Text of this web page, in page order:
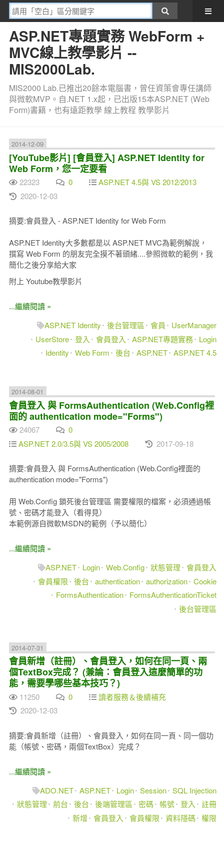
ASP.NET專題實務 WebForm +
MVC線上教學影片 --
MIS2000Lab.
MIS2000 Lab.已推出20餘本電腦書，曾任資策會專任講師
與微軟MVP。自.NET 1.x起，已出版15本ASP.NET (Web
Form)書籍，也有遠距教學 線上教程 教學影片
2014-12-09
[YouTube影片] [會員登入] ASP.NET Identity for
Web Form，您一定要看
22323 0
ASP.NET 4.5與 VS 2012/2013
2020-12-03
摘要:會員登入 - ASP.NET Identity for Web Form
ASP.NET Identity大多數都是以 ASP.NET MVC為範例解說，
撰寫 Web Form 的朋友完全摸不著頭緒....參照微軟的範例，我
簡化之後分享給大家
附上 Youtube教學影片
...繼續閱讀 »
ASP.NET Identity
後台管理區 會員
UserManager
UserStore 登入 會員登入 ASP.NET專題實務
Login
Identity
Web Form 後台 ASP.NET ASP.NET 4.5
2014-08-01
會員登入 與 FormsAuthentication (Web.Config裡
面的 authentication mode="Forms")
24067
0
ASP.NET 2.0/3.5與 VS 2005/2008
2017-09-18
摘要:會員登入 與 FormsAuthentication (Web.Config裡面的
authentication mode="Forms")
用 Web.Config 鎖死後台管理區 需要權限的檔案，必須通過帳
號、密碼才能登入（看得見）
本範例源自微軟MSDN的範例（予以簡化）
...繼續閱讀 »
ASP.NET
Login Web.Config 狀態管理
會員登入
會員權限
後台 authentication authorization Cookie
FormsAuthentication
FormsAuthenticationTicket
後台管理區
2014-07-31
會員新增（註冊）、會員登入，如何在同一頁、兩
個TextBox完成？ (兼論：會員登入這麼簡單的功
能，需要學哪些基本技巧？)
11250 0
讀者服務＆後續補充
2020-12-03
摘要:會員新增（註冊）、會員登入，如何在同一頁、同一個功
能（帳號、密碼，兩個TextBox）完成？
...繼續閱讀 »
ADO.NET ASP.NET Login Session SQL Injection
狀態管理
前台 後台 後端管理區 密碼 帳號 登入
註冊
新增
會員登入 會員權限 資料隱碼 權限